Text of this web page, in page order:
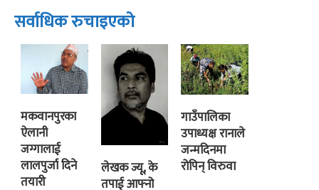
सर्वाधिक रुचाइएको
मकवानपुरका
ऐलानी
जग्गालाई
लालपुर्जा दिने
तयारी
लेखक ज्यू, के
तपाई आफ्नो
गाउँपालिका
उपाध्यक्ष रानाले
जन्मदिनमा
रोपिन् विरुवा